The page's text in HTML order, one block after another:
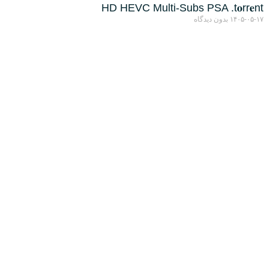
HD HEVC Multi-Subs PSA .t𝐨rr𝐞nt
۱۴۰۵-۰۵-۱۷ بدون دیدگاه